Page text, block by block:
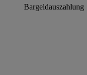
Bargeldauszahlung